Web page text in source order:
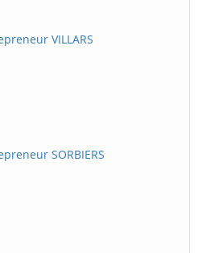
VILLARS
SORBIERS